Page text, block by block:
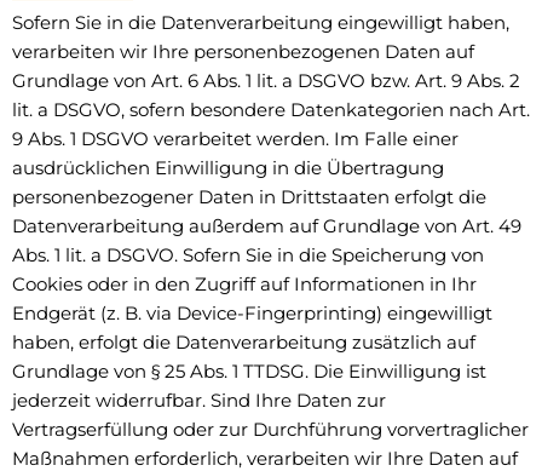
Sofern Sie in die Datenverarbeitung eingewilligt haben,
verarbeiten wir Ihre personenbezogenen Daten auf
Grundlage von Art. 6 Abs. 1 lit. a DSGVO bzw. Art. 9 Abs. 2
lit. a DSGVO, sofern besondere Datenkategorien nach Art.
9 Abs. 1 DSGVO verarbeitet werden. Im Falle einer
ausdrücklichen Einwilligung in die Übertragung
personenbezogener Daten in Drittstaaten erfolgt die
Datenverarbeitung außerdem auf Grundlage von Art. 49
Abs. 1 lit. a DSGVO. Sofern Sie in die Speicherung von
Cookies oder in den Zugriff auf Informationen in Ihr
Endgerät (z. B. via Device-Fingerprinting) eingewilligt
haben, erfolgt die Datenverarbeitung zusätzlich auf
Grundlage von § 25 Abs. 1 TTDSG. Die Einwilligung ist
jederzeit widerrufbar. Sind Ihre Daten zur
Vertragserfüllung oder zur Durchführung vorvertraglicher
Maßnahmen erforderlich, verarbeiten wir Ihre Daten auf